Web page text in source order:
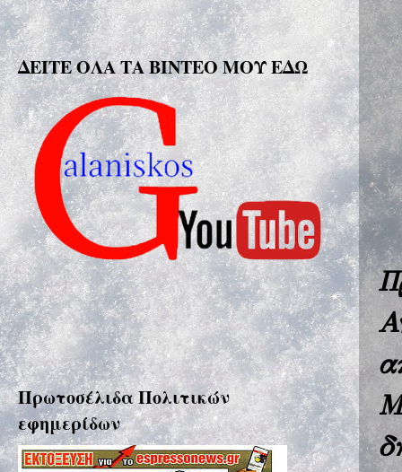
ΔΕΙΤΕ ΟΛΑ ΤΑ ΒΙΝΤΕΟ ΜΟΥ ΕΔΩ
Πρωτοσέλιδα Πολιτικών
εφημερίδων